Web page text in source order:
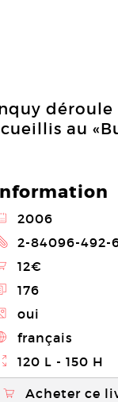
au
2006
2-84096-492-
12€
176
oui
français
120 L - 150 H
\ Acheter ce